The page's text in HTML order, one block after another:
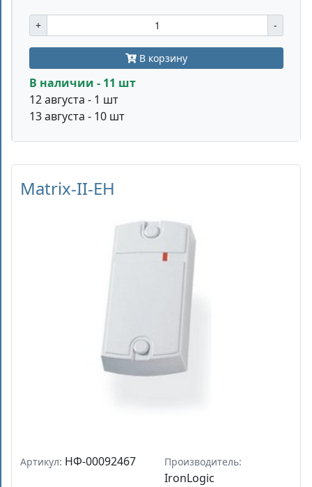
+ -
В корзину
В наличии - 11 шт
12 августа - 1 шт
13 августа - 10 шт
Matrix-II-EH
Артикул: НФ-00092467 Производитель:
IronLogic